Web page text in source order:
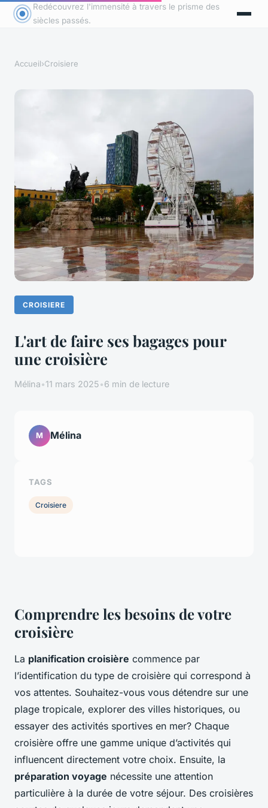
Redécouvrez l'immensité à travers le prisme des
siècles passés.
Accueil›Croisiere
CROISIERE
L'art de faire ses bagages pour
une croisière
Mélina•11 mars 2025•6 min de lecture
Comprendre les besoins de votre
croisière
La planification croisière commence par
l’identification du type de croisière qui correspond à
vos attentes. Souhaitez-vous vous détendre sur une
plage tropicale, explorer des villes historiques, ou
essayer des activités sportives en mer? Chaque
croisière offre une gamme unique d’activités qui
influencent directement votre choix. Ensuite, la
préparation voyage nécessite une attention
particulière à la durée de votre séjour. Des croisières
M Mélina
TAGS
Croisiere